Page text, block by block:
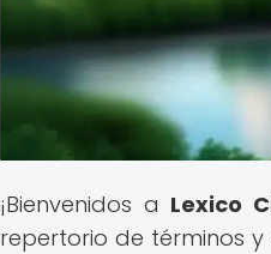
¡Bienvenidos a Lexico
repertorio de términos